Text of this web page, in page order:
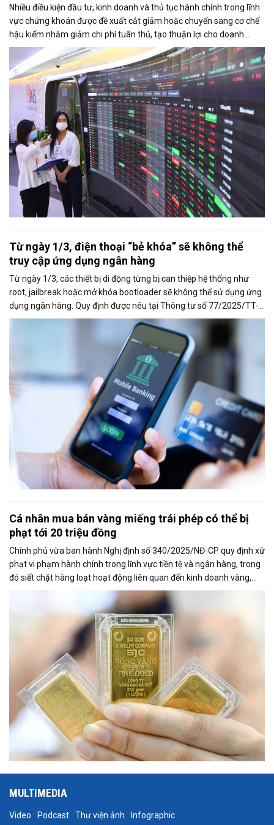
Nhiều điều kiện đầu tư, kinh doanh và thủ tục hành chính trong lĩnh
vực chứng khoán được đề xuất cắt giảm hoặc chuyển sang cơ chế
hậu kiểm nhằm giảm chi phí tuân thủ, tạo thuận lợi cho doanh
nghiệp và thúc đẩy sự phát triển của thị trường vốn.
Từ ngày 1/3, điện thoại “bẻ khóa” sẽ không thể
truy cập ứng dụng ngân hàng
Từ ngày 1/3, các thiết bị di động từng bị can thiệp hệ thống như
root, jailbreak hoặc mở khóa bootloader sẽ không thể sử dụng ứng
dụng ngân hàng. Quy định được nêu tại Thông tư số 77/2025/TT-
NHNN của Ngân hàng Nhà nước, sửa đổi, bổ sung một số điều của
Thông tư 50/2024/TT-NHNN về an toàn, bảo mật trong cung ứng
dịch vụ trực tuyến ngành ngân hàng
Cá nhân mua bán vàng miếng trái phép có thể bị
phạt tới 20 triệu đồng
Chính phủ vừa ban hành Nghị định số 340/2025/NĐ-CP quy định xử
phạt vi phạm hành chính trong lĩnh vực tiền tệ và ngân hàng, trong
đó siết chặt hàng loạt hoạt động liên quan đến kinh doanh vàng,
ngoại tệ, huy động vốn và giao dịch tài chính.
MULTIMEDIA
Video Podcast Thư viện ảnh Infographic